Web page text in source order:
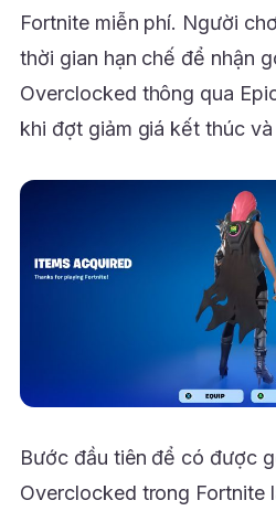
Fortnite miễn phí. Người
thời gian hạn chế để nhận
Overclocked thông qua
khi đợt giảm giá kết thúc
Bước đầu tiên để có được
Overclocked trong Fortnite